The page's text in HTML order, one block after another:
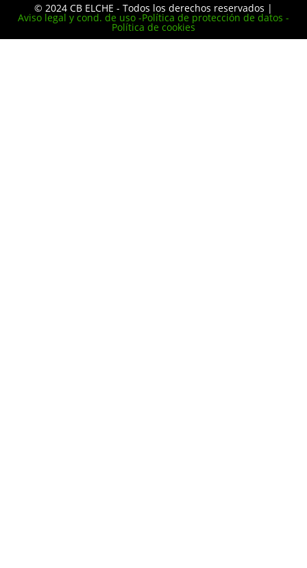
© 2024 CB ELCHE - Todos los derechos reservados |
Aviso legal y cond. de uso -Política de protección de datos -
Política de cookies